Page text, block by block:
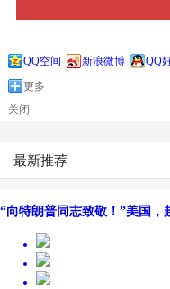
QQ空间 新浪微博 QQ
更多
关闭
最新推荐
“向特朗普同志致敬！”美国，